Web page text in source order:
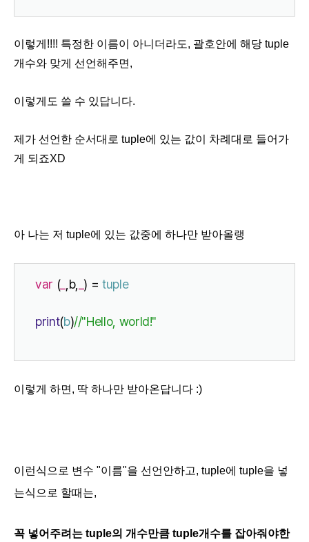
이렇게!!!! 특정한 이름이 아니더라도, 괄호안에 해당 tuple
개수와 맞게 선언해주면,
이렇게도 쓸 수 있답니다.
제가 선언한 순서대로 tuple에 있는 값이 차례대로 들어가
게 되죠XD
아 나는 저 tuple에 있는 값중에 하나만 받아올랭
var (_ ,b, ) = tuple
print(b)//"Hello, world!"
이렇게 하면, 딱 하나만 받아온답니다 :)
이런식으로 변수 "이름"을 선언안하고, tuple에 tuple을 넣
는식으로 할때는,
꼭 넣어주려는 tuple의 개수만큼 tuple개수를 잡아줘야한